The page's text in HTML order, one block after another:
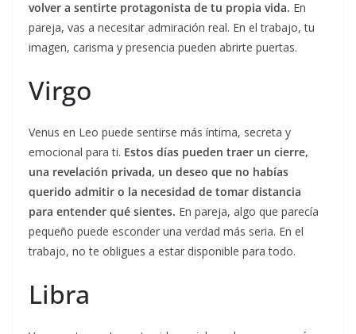
volver a sentirte protagonista de tu propia vida. En
pareja, vas a necesitar admiración real. En el trabajo, tu
imagen, carisma y presencia pueden abrirte puertas.
Virgo
Venus en Leo puede sentirse más íntima, secreta y
emocional para ti. Estos días pueden traer un cierre,
una revelación privada, un deseo que no habías
querido admitir o la necesidad de tomar distancia
para entender qué sientes. En pareja, algo que parecía
pequeño puede esconder una verdad más seria. En el
trabajo, no te obligues a estar disponible para todo.
Libra